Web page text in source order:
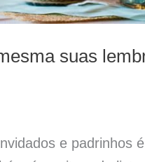
suas
e padrinhos